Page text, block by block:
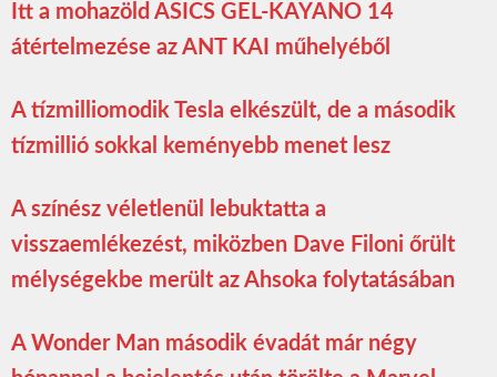
Itt a mohazöld ASICS GEL-KAYANO 14
átértelmezése az ANT KAI műhelyéből
A tízmilliomodik Tesla elkészült, de a második
tízmillió sokkal keményebb menet lesz
A színész véletlenül lebuktatta a
visszaemlékezést, miközben Dave Filoni őrült
mélységekbe merült az Ahsoka folytatásában
A Wonder Man második évadát már négy